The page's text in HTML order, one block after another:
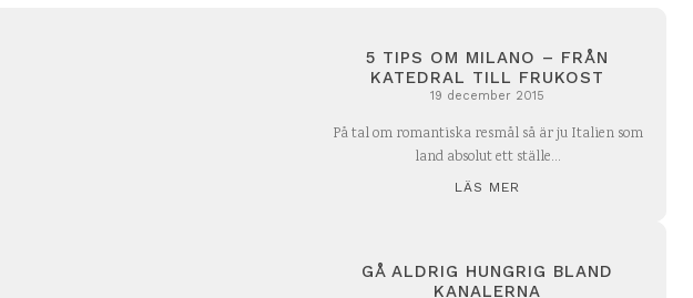
5 TIPS OM MILANO – FRÅN
KATEDRAL TILL FRUKOST
19 december 2015
På tal om romantiska resmål så är ju Italien som
land absolut ett ställe...
LÄS MER
GÅ ALDRIG HUNGRIG BLAND
KANALERNA